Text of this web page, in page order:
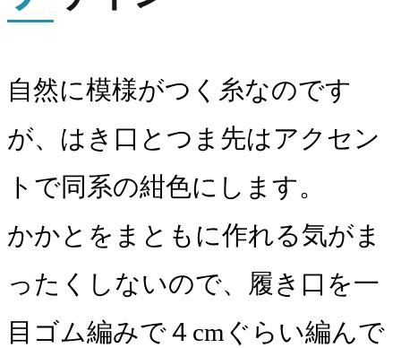
自然に模様がつく糸なのです
が、はき口とつま先はアクセン
トで同系の紺色にします。
かかとをまともに作れる気がま
ったくしないので、履き口を一
目ゴム編みで４cmぐらい編んで